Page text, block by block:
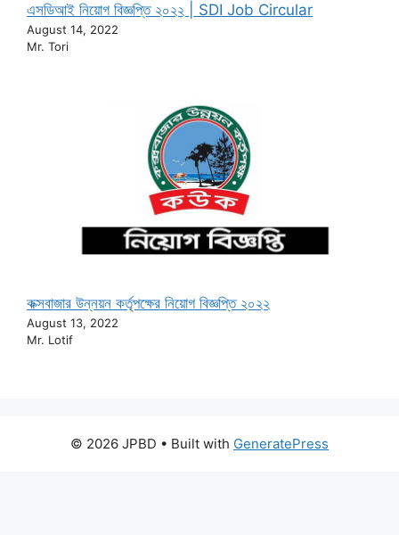
এসডিআই নিয়োগ বিজ্ঞপ্তি ২০২২ | SDI Job Circular
August 14, 2022
Mr. Tori
কক্সবাজার উন্নয়ন কর্তৃপক্ষের নিয়োগ বিজ্ঞপ্তি ২০২২
August 13, 2022
Mr. Lotif
© 2026 JPBD • Built with GeneratePress